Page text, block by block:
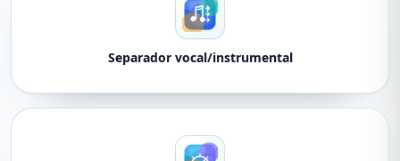
Separador vocal/instrumental